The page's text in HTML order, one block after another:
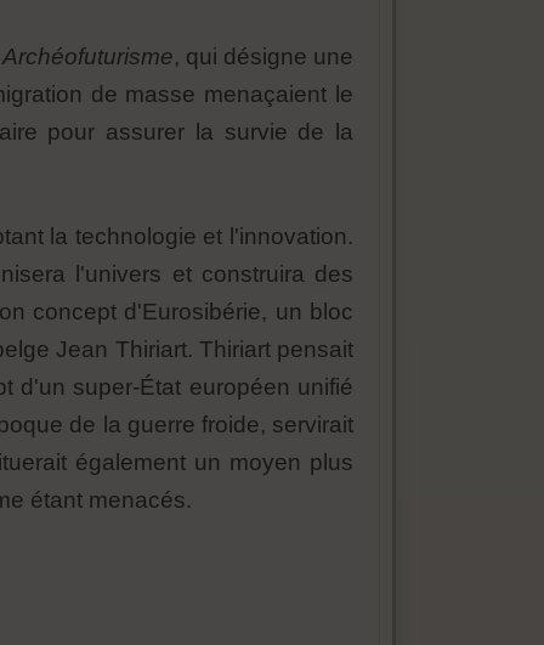
Archéofuturisme, qui désigne une
de masse menaçaient le
pour assurer la survie de la
la technologie et l'innovation.
l'univers et construira des
concept d'Eurosibérie, un bloc
Jean Thiriart. Thiriart pensait
d'un super-État européen unifié
de la guerre froide, servirait
également un moyen plus
étant menacés.